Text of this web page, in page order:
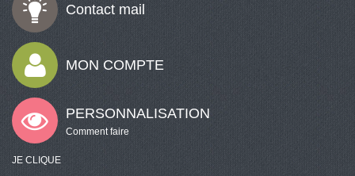
Contact mail
MON COMPTE
PERSONNALISATION
Comment faire
JE CLIQUE